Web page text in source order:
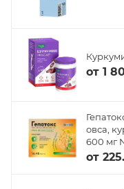
от 1
овса,
600 мг
от